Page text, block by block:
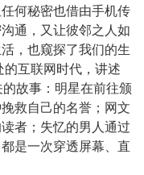
何秘密也借由手机传
通，又让彼邻之人如
，也窥探了我们的生
互联网时代，讲述
故事：明星在前往颁
救自己的名誉；网文
者；失忆的男人通过
是一次穿透屏幕、直